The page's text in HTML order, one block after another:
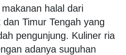
halal dari
Timur Tengah yang
pengunjung. Kuliner ria
adanya suguhan